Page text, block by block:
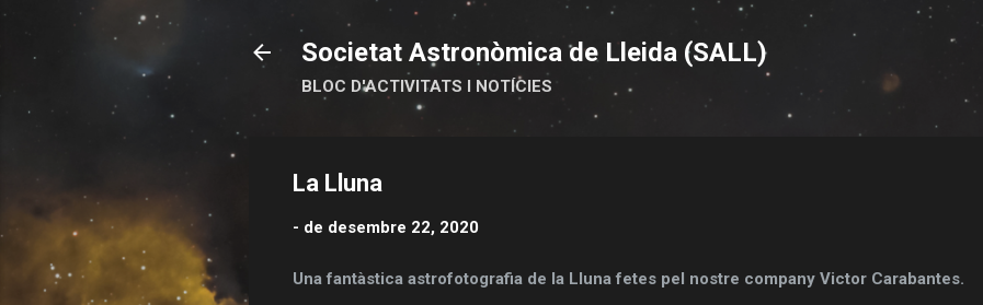
Salta al contingut principal
Societat Astronòmica de Lleida (SALL)
BLOC D'ACTIVITATS I NOTÍCIES
La Lluna
- de desembre 22, 2020
Una fantàstica astrofotografia de la Lluna fetes pel nostre company Victor Carabantes.